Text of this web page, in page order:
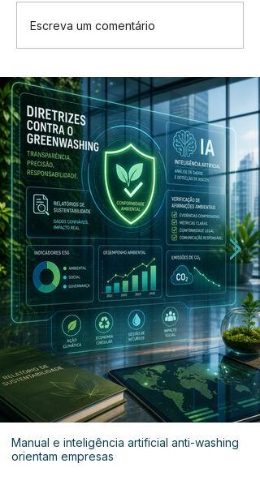
Escreva um comentário
Manual e inteligência artificial anti-washing
orientam empresas